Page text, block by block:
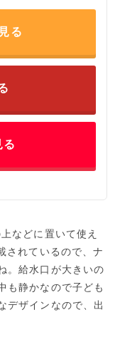
る
る
どに置いて使え
されているので、ナ
。給水口が大きいの
も静かなので子ども
デザインなので、出